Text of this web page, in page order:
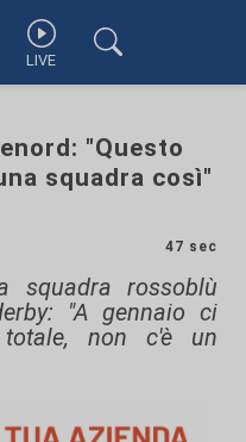
LIVE
"Questo
squadra così"
47 sec
squadra rossoblù
"A gennaio ci
non c'è un